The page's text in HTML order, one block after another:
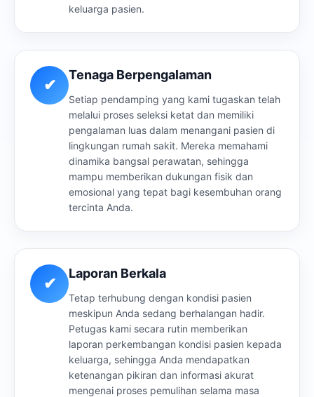
keluarga pasien.
✔
Tenaga Berpengalaman
Setiap pendamping yang kami tugaskan telah
melalui proses seleksi ketat dan memiliki
pengalaman luas dalam menangani pasien di
lingkungan rumah sakit. Mereka memahami
dinamika bangsal perawatan, sehingga
mampu memberikan dukungan fisik dan
emosional yang tepat bagi kesembuhan orang
tercinta Anda.
✔
Laporan Berkala
Tetap terhubung dengan kondisi pasien
meskipun Anda sedang berhalangan hadir.
Petugas kami secara rutin memberikan
laporan perkembangan kondisi pasien kepada
keluarga, sehingga Anda mendapatkan
ketenangan pikiran dan informasi akurat
mengenai proses pemulihan selama masa